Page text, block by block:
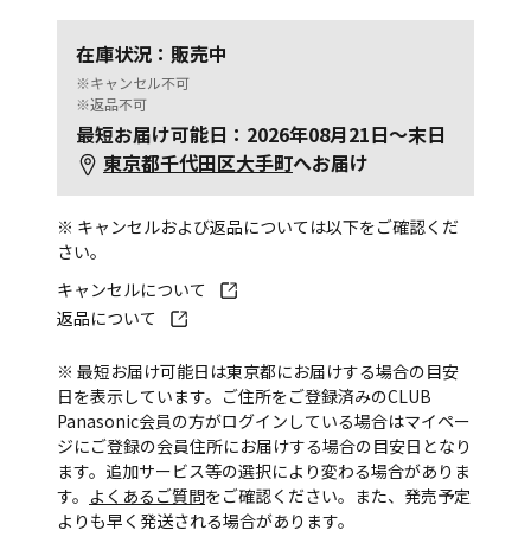
在庫状況：販売中
※キャンセル不可
※返品不可
最短お届け可能日：2026年08月21日～末日
東京都千代田区大手町へお届け
※ キャンセルおよび返品については以下をご確認くだ
さい。
キャンセルについて
返品について
※ 最短お届け可能日は東京都にお届けする場合の目安
日を表示しています。ご住所をご登録済みのCLUB
Panasonic会員の方がログインしている場合はマイペー
ジにご登録の会員住所にお届けする場合の目安日となり
ます。追加サービス等の選択により変わる場合がありま
す。 よくあるご質問をご確認ください。また、発売予定
よりも早く発送される場合があります。